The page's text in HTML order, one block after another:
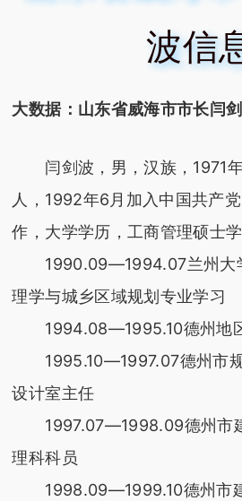
波信
大数据：山东省威海市市长闫
闫剑波，男，汉族，1971年
人，1992年6月加入中国共产
作，大学学历，工商管理硕士学
1990.09—1994.07兰州大
理学与城乡区域规划专业学习
1994.08—1995.10德州地
1995.10—1997.07德州市规
设计室主任
1997.07—1998.09德州市
理科科员
1998.09—1999.10德州市建